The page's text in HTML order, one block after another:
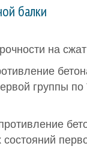
балки
на
группы по